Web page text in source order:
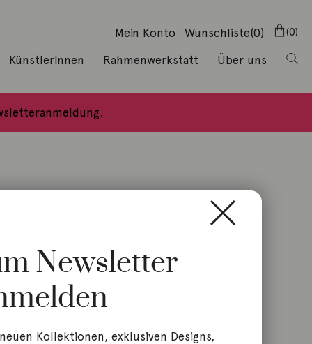
Mein Konto (0)
Wunschliste 0
KünstlerInnen Rahmenwerkstatt Über uns
Newsletter
Kollektionen, exklusiven Designs,